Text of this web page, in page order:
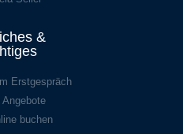
&
Erstgespräch
Angebote
buchen